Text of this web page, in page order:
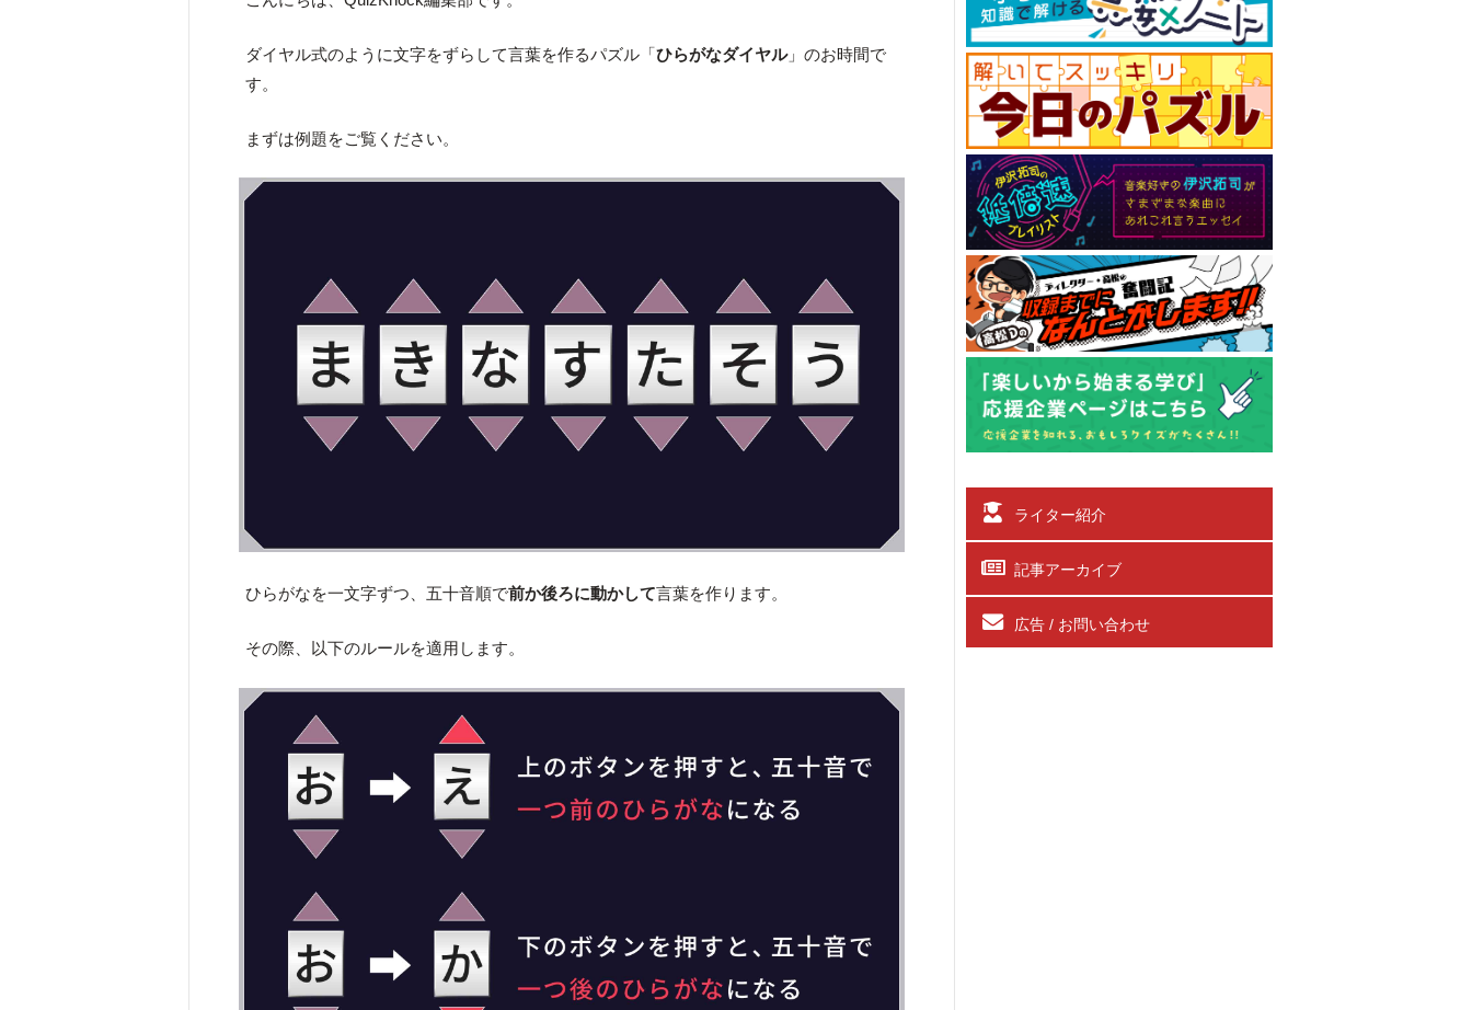
ダイヤル式のように文字をずらして言葉を作るパズル「ひらがなダイヤル」のお時間で
す。
まずは例題をご覧ください。
ひらがなを一文字ずつ、五十音順で前か後ろに動かして言葉を作ります。
その際、以下のルールを適用します。
ライター紹介
記事アーカイブ
広告 / お問い合わせ